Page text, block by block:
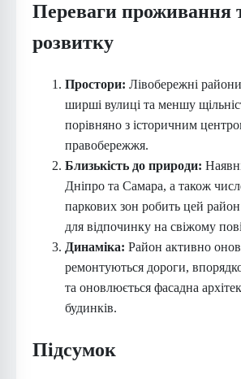
Переваги проживання
розвитку
Простори: Лівобережні
ширші вулиці та меншу
порівняно з історичним
правобережжя.
Близькість до природи:
Дніпро та Самара, а також
паркових зон робить цей
для відпочинку на свіжому
Динаміка: Район активно
ремонтуються дороги,
та оновлюється фасадна
будинків.
Підсумок